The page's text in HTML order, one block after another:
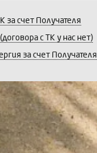
за счет Получателя
с ТК у нас нет)
за счет Получателя